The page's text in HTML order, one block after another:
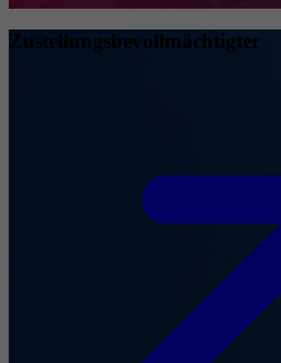
Zustellungsbevollmächtigter